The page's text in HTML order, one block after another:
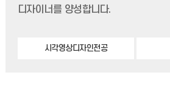
디자이너를 양성합니다.
시각영상디자인전공